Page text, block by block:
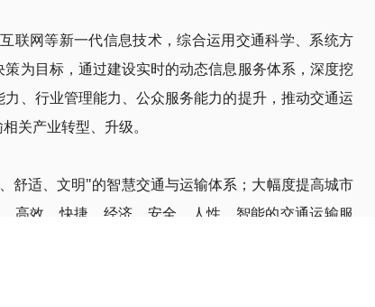
联网等新一代信息技术，综合运用交通科学、系统方
为目标，通过建设实时的动态信息服务体系，深度挖
、行业管理能力、公众服务能力的提升，推动交通运
关产业转型、升级。
舒适、文明"的智慧交通与运输体系；大幅度提高城市
高效、快捷、经济、安全、人性、智能的交通运输服